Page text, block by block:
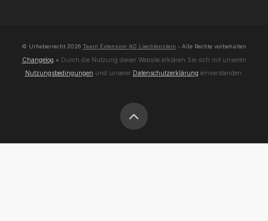
© Urheberrecht 2026 Team Extension AG Liechtenstein - Alle Rechte vorbehalten
Changelog ● Durch die Nutzung dieser Website erklären Sie sich mit unseren
Nutzungsbedingungen und unserer Datenschutzerklärung einverstanden.